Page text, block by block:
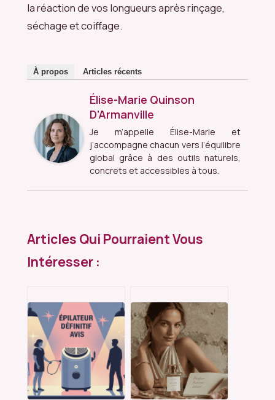
la réaction de vos longueurs après rinçage,
séchage et coiffage.
À propos Articles récents
Élise-Marie Quinson
D’Armanville
Je m’appelle Élise-Marie et
j’accompagne chacun vers l’équilibre
global grâce à des outils naturels,
concrets et accessibles à tous.
Articles Qui Pourraient Vous
Intéresser :